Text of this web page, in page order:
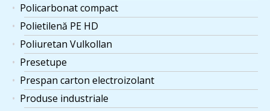
Policarbonat compact
Polietilenă PE HD
Poliuretan Vulkollan
Presetupe
Prespan carton electroizolant
Produse industriale